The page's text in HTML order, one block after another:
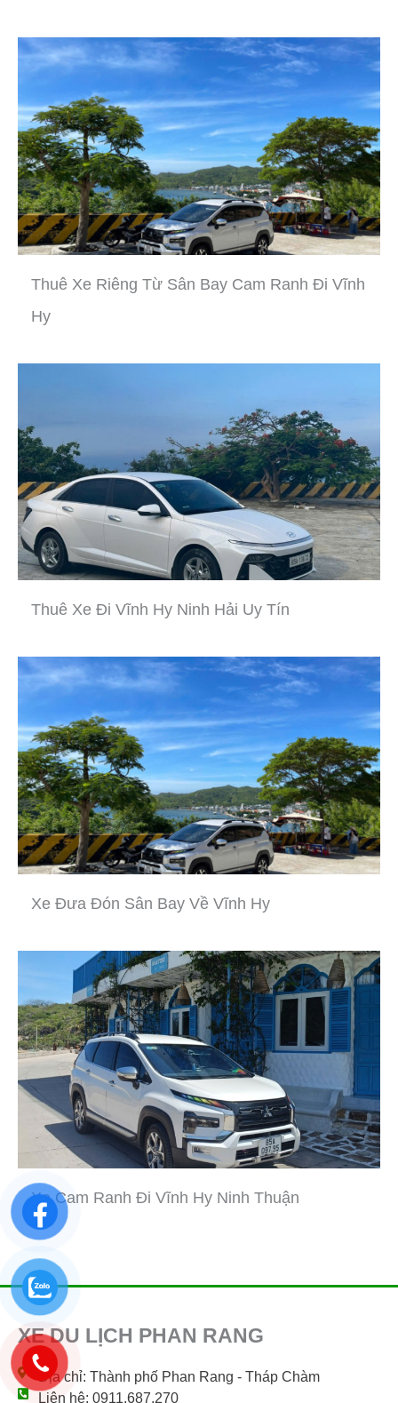
Thuê Xe Riêng Từ Sân Bay Cam Ranh Đi Vĩnh
Hy
Thuê Xe Đi Vĩnh Hy Ninh Hải Uy Tín
Xe Đưa Đón Sân Bay Về Vĩnh Hy
Xe Cam Ranh Đi Vĩnh Hy Ninh Thuận
XE DU LỊCH PHAN RANG
Địa chỉ: Thành phố Phan Rang - Tháp Chàm
Liên hệ: 0911.687.270